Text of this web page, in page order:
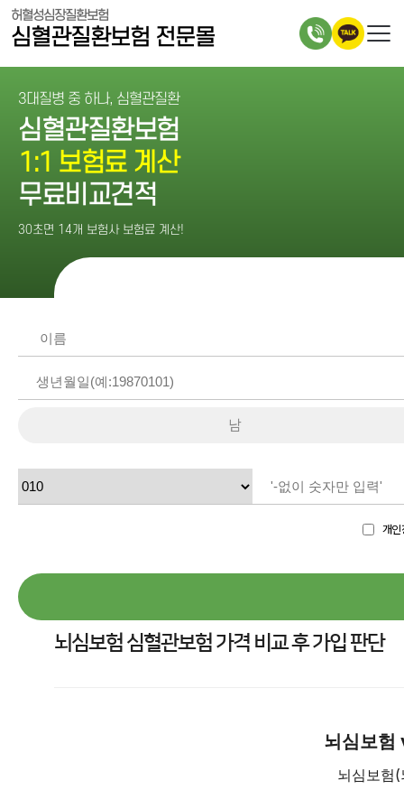
허혈성심장질환보험
심혈관질환보험 전문몰
3대질병 중 하나, 심혈관질환
심혈관질환보험
1:1 보험료 계산
무료비교견적
30초면 14개 보험사 보험료 계산!
남
개인
뇌심보험 심혈관보험 가격 비교 후 가입 판단
뇌심보험
뇌심보험